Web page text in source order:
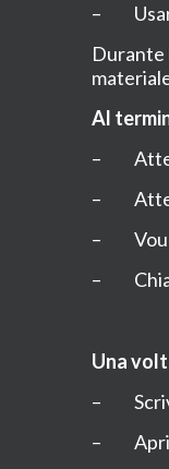
–
Durante
Al
–
–
–
–
Una
–
– Aprire